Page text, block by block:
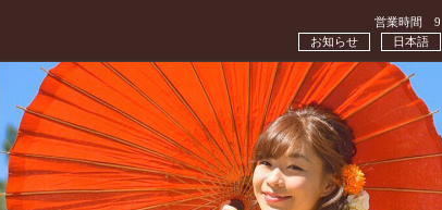
営業時間 9
日本語
お知らせ